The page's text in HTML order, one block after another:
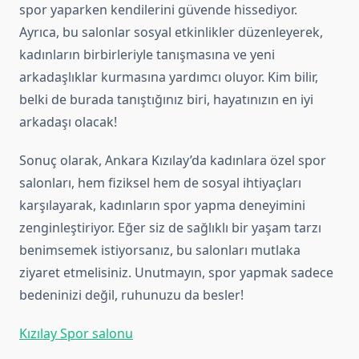
spor yaparken kendilerini güvende hissediyor.
Ayrıca, bu salonlar sosyal etkinlikler düzenleyerek,
kadınların birbirleriyle tanışmasına ve yeni
arkadaşlıklar kurmasına yardımcı oluyor. Kim bilir,
belki de burada tanıştığınız biri, hayatınızın en iyi
arkadaşı olacak!
Sonuç olarak, Ankara Kızılay’da kadınlara özel spor
salonları, hem fiziksel hem de sosyal ihtiyaçları
karşılayarak, kadınların spor yapma deneyimini
zenginleştiriyor. Eğer siz de sağlıklı bir yaşam tarzı
benimsemek istiyorsanız, bu salonları mutlaka
ziyaret etmelisiniz. Unutmayın, spor yapmak sadece
bedeninizi değil, ruhunuzu da besler!
Kızılay Spor salonu